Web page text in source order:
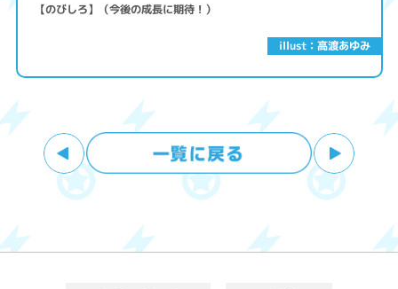
illust：高渡あゆみ
【のびしろ】（今後の成長に期待！）